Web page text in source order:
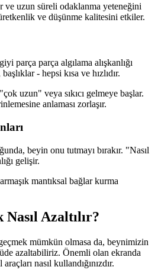
ve uzun süreli odaklanma yeteneğini
ve düşünme kalitesini etkiler.
parça parça algılama alışkanlığı
- hepsi kısa ve hızlıdır.
uzun" veya sıkıcı gelmeye başlar.
anlaması zorlaşır.
beyin onu tutmayı bırakır. "Nasıl
gelişir.
mantıksal bağlar kurma
Azaltılır?
mümkün olmasa da, beynimizin
azaltabiliriz. Önemli olan ekranda
nasıl kullandığınızdır.